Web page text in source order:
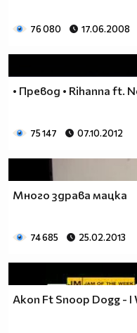
76 080 17.06.2008
• Превод • Rihanna ft.
75 147 07.10.2012
Много здрава мацка
74 685 25.02.2013
Akon Ft Snoop Dogg - I